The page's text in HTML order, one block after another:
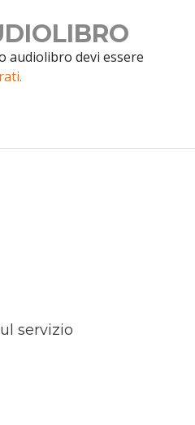
audiolibro devi essere
servizio